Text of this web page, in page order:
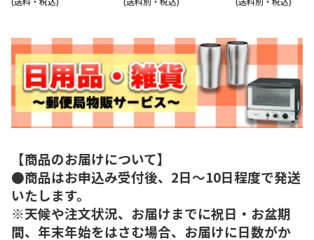
【商品のお届けについて】
●商品はお申込み受付後、2日～10日程度で発送
いたします。
※天候や注文状況、お届けまでに祝日・お盆期
間、年末年始をはさむ場合、お届けに日数がか